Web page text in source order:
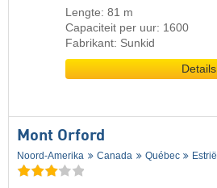
Lengte: 81 m
Capaciteit per uur: 1600
Fabrikant: Sunkid
Details
Mont Orford
Noord-Amerika Canada Québec Estrië